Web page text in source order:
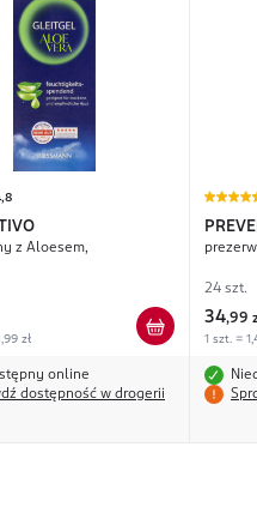
z Aloesem,
zł
online
dostępność w drogerii
24 szt.
34,99
1 szt. =